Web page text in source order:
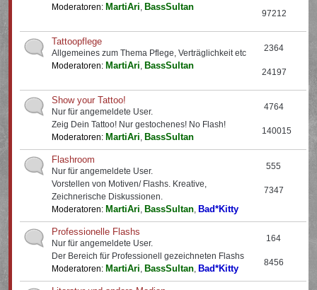
Moderatoren: MartiAri, BassSultan
97212
Tattoopflege
Allgemeines zum Thema Pflege, Verträglichkeit etc
Moderatoren: MartiAri, BassSultan
2364
24197
Show your Tattoo!
Nur für angemeldete User.
Zeig Dein Tattoo! Nur gestochenes! No Flash!
Moderatoren: MartiAri, BassSultan
4764
140015
Flashroom
Nur für angemeldete User.
Vorstellen von Motiven/ Flashs. Kreative,
Zeichnerische Diskussionen.
Moderatoren: MartiAri, BassSultan, Bad*Kitty
555
7347
Professionelle Flashs
Nur für angemeldete User.
Der Bereich für Professionell gezeichneten Flashs
Moderatoren: MartiAri, BassSultan, Bad*Kitty
164
8456